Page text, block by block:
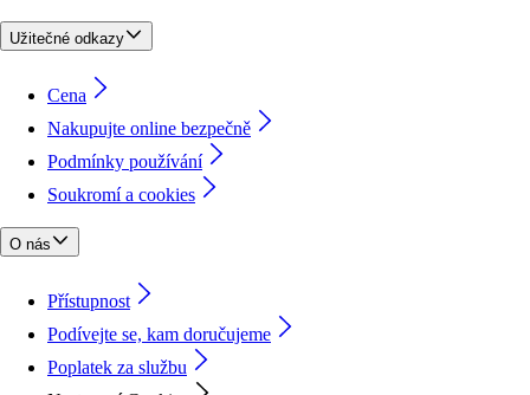
Užitečné odkazy
Cena
Nakupujte online bezpečně
Podmínky používání
Soukromí a cookies
O nás
Přístupnost
Podívejte se, kam doručujeme
Poplatek za službu